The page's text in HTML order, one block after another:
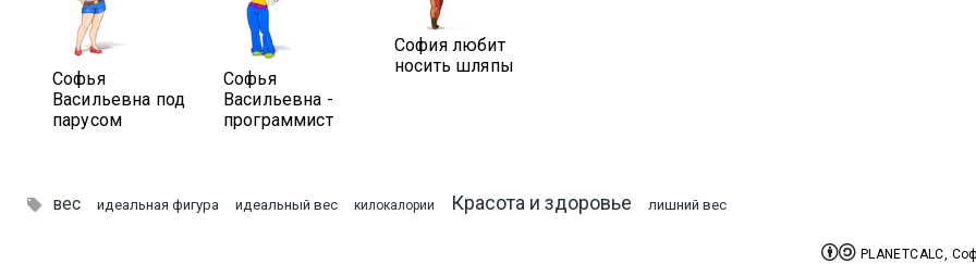
Софья
Васильевна под
парусом
Софья
Васильевна -
программист
София любит
носить шляпы
 вес идеальная фигура идеальный вес килокалории Красота и здоровье лишний вес
 PLANETCALC,